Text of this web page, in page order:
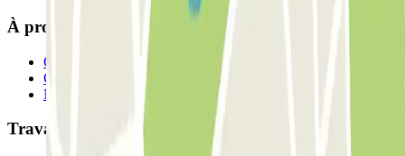
À propos de Parclick
Qui sommes-nous ?
Comment ça marche?
Nos parkings
Travaillons ensemble?